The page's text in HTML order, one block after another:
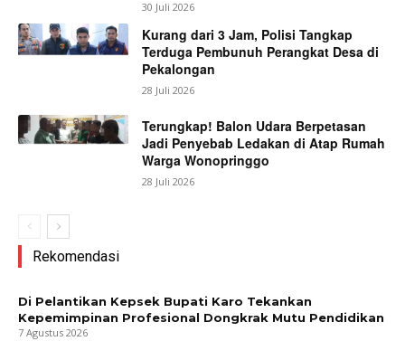
30 Juli 2026
Kurang dari 3 Jam, Polisi Tangkap
Terduga Pembunuh Perangkat Desa di
Pekalongan
28 Juli 2026
Terungkap! Balon Udara Berpetasan
Jadi Penyebab Ledakan di Atap Rumah
Warga Wonopringgo
28 Juli 2026
Rekomendasi
Di Pelantikan Kepsek Bupati Karo Tekankan
Kepemimpinan Profesional Dongkrak Mutu Pendidikan
7 Agustus 2026